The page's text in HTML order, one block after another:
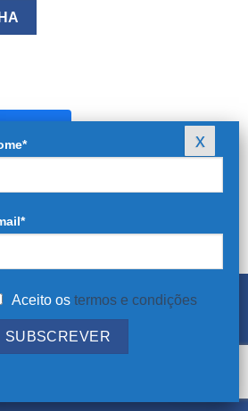
2026 ©Rei dos Livros
TERMOS & CONDIÇÕES
LIVRO DE RECLAMAÇÕES ONLINE
Aceito os termos e condições